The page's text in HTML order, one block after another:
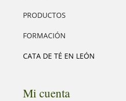
PRODUCTOS
FORMACIÓN
CATA DE TÉ EN LEÓN
Mi cuenta